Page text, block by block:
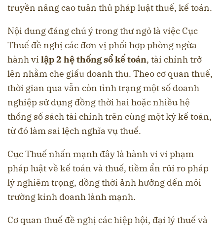
truyền nâng cao tuân thủ pháp luật thuế, kế toán.
Nội dung đáng chú ý trong thư ngỏ là việc Cục
Thuế đề nghị các đơn vị phối hợp phòng ngừa
hành vi lập 2 hệ thống sổ kế toán, tài chính trở
lên nhằm che giấu doanh thu. Theo cơ quan thuế,
thời gian qua vẫn còn tình trạng một số doanh
nghiệp sử dụng đồng thời hai hoặc nhiều hệ
thống sổ sách tài chính trên cùng một kỳ kế toán,
từ đó làm sai lệch nghĩa vụ thuế.
Cục Thuế nhấn mạnh đây là hành vi vi phạm
pháp luật về kế toán và thuế, tiềm ẩn rủi ro pháp
lý nghiêm trọng, đồng thời ảnh hưởng đến môi
trường kinh doanh lành mạnh.
Cơ quan thuế đề nghị các hiệp hội, đại lý thuế và